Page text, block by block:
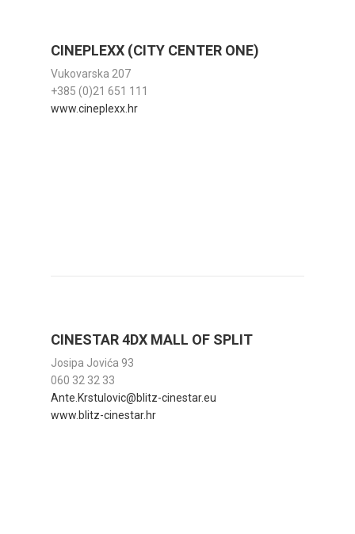
CINEPLEXX (CITY CENTER ONE)
Vukovarska 207
+385 (0)21 651 111
www.cineplexx.hr
CINESTAR 4DX MALL OF SPLIT
Josipa Jovića 93
060 32 32 33
Ante.Krstulovic@blitz-cinestar.eu
www.blitz-cinestar.hr